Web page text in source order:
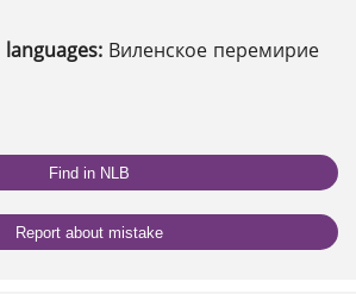
Виленское перемирие
Find in NLB
Report about mistake